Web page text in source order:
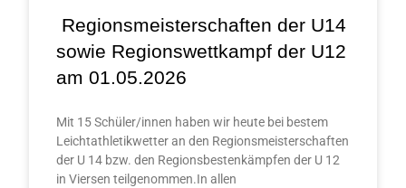
Regionsmeisterschaften der U14
sowie Regionswettkampf der U12
am 01.05.2026
Mit 15 Schüler/innen haben wir heute bei bestem
Leichtathletikwetter an den Regionsmeisterschaften
der U 14 bzw. den Regionsbestenkämpfen der U 12
in Viersen teilgenommen.In allen